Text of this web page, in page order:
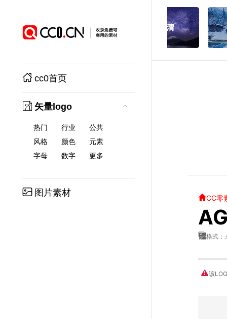
cc0首页
矢量logo
热门 行业
公共
风格
颜色
元素
字母
数字 更多
图片素材
CC零
格式：
该